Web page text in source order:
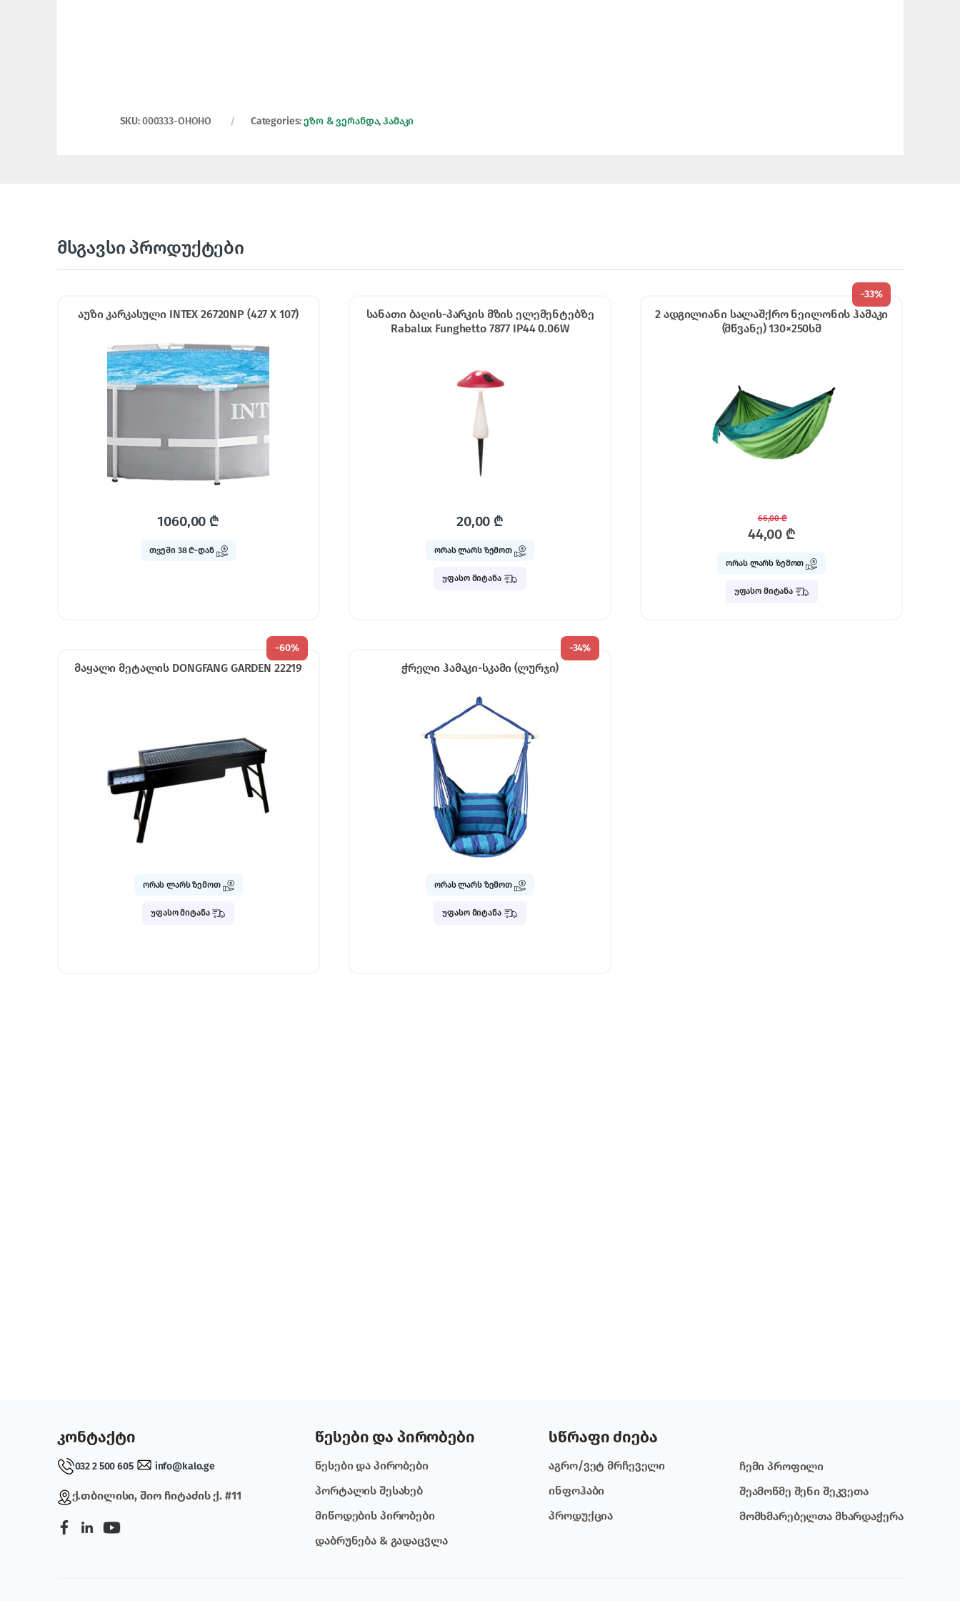
SKU:000333-OHOHO Categories:ეზო & ვერანდა,ჰამაკი
მსგავსი პროდუქტები
აუზი კარკასული INTEX 26720NP (427 X 107)
1060,00₾
თვეში 38 ₾-დან
სანათი ბაღის-პარკის მზის ელემენტებზე
Rabalux Funghetto 7877 IP44 0.06W
20,00₾
ორას ლარს ზემოთ
უფასო მიტანა
-33%
2 ადგილიანი სალაშქრო ნეილონის ჰამაკი
(მწვანე) 130×250სმ
44,00 ₾
66,00₾
ორას ლარს ზემოთ
უფასო მიტანა
-60%
მაყალი მეტალის DONGFANG GARDEN 22219
ორას ლარს ზემოთ
უფასო მიტანა
-34%
ჭრელი ჰამაკი-სკამი (ლურჯი)
ორას ლარს ზემოთ
უფასო მიტანა
კონტაქტი
032 2 500 605 info@kalo.ge
ქ.თბილისი, შიო ჩიტაძის ქ. #11
წესები და პირობები
წესები და პირობები
პორტალის შესახებ
მიწოდების პირობები
დაბრუნება & გადაცვლა
სწრაფი ძიება
აგრო/ვეტ მრჩეველი
ინფოჰაბი
პროდუქცია
ჩემი პროფილი
შეამოწმე შენი შეკვეთა
მომხმარებელთა მხარდაჭერა